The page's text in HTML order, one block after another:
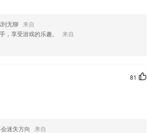
用商店进行打分评论，说出您的使用经历，以帮
无聊 来自
，享受游戏的乐趣。
来自
81
迷失方向
来自